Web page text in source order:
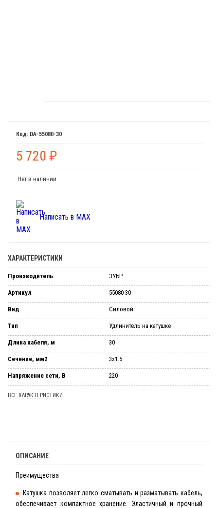
DA-55080-30
5 720 ₽
Нет в наличии
Написать в MAX
ХАРАКТЕРИСТИКИ
Производитель ЗУБР
Артикул 55080-30
Вид Силовой
Тип Удлинитель на катушке
Длина кабеля, м 30
Сечение, мм2 3х1.5
Напряжение сети, В 220
ВСЕ ХАРАКТЕРИСТИКИ
ОПИСАНИЕ
Преимущества
Катушка позволяет легко сматывать и разматывать кабель,
обеспечивает компактное хранение. Эластичный и прочный